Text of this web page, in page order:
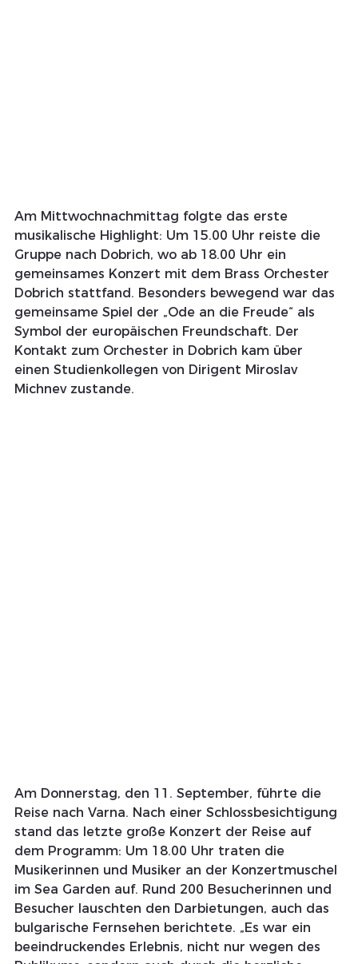
Am Mittwochnachmittag folgte das erste
musikalische Highlight: Um 15.00 Uhr reiste die
Gruppe nach Dobrich, wo ab 18.00 Uhr ein
gemeinsames Konzert mit dem Brass Orchester
Dobrich stattfand. Besonders bewegend war das
gemeinsame Spiel der „Ode an die Freude“ als
Symbol der europäischen Freundschaft. Der
Kontakt zum Orchester in Dobrich kam über
einen Studienkollegen von Dirigent Miroslav
Michnev zustande.
Am Donnerstag, den 11. September, führte die
Reise nach Varna. Nach einer Schlossbesichtigung
stand das letzte große Konzert der Reise auf
dem Programm: Um 18.00 Uhr traten die
Musikerinnen und Musiker an der Konzertmuschel
im Sea Garden auf. Rund 200 Besucherinnen und
Besucher lauschten den Darbietungen, auch das
bulgarische Fernsehen berichtete. „Es war ein
beeindruckendes Erlebnis, nicht nur wegen des